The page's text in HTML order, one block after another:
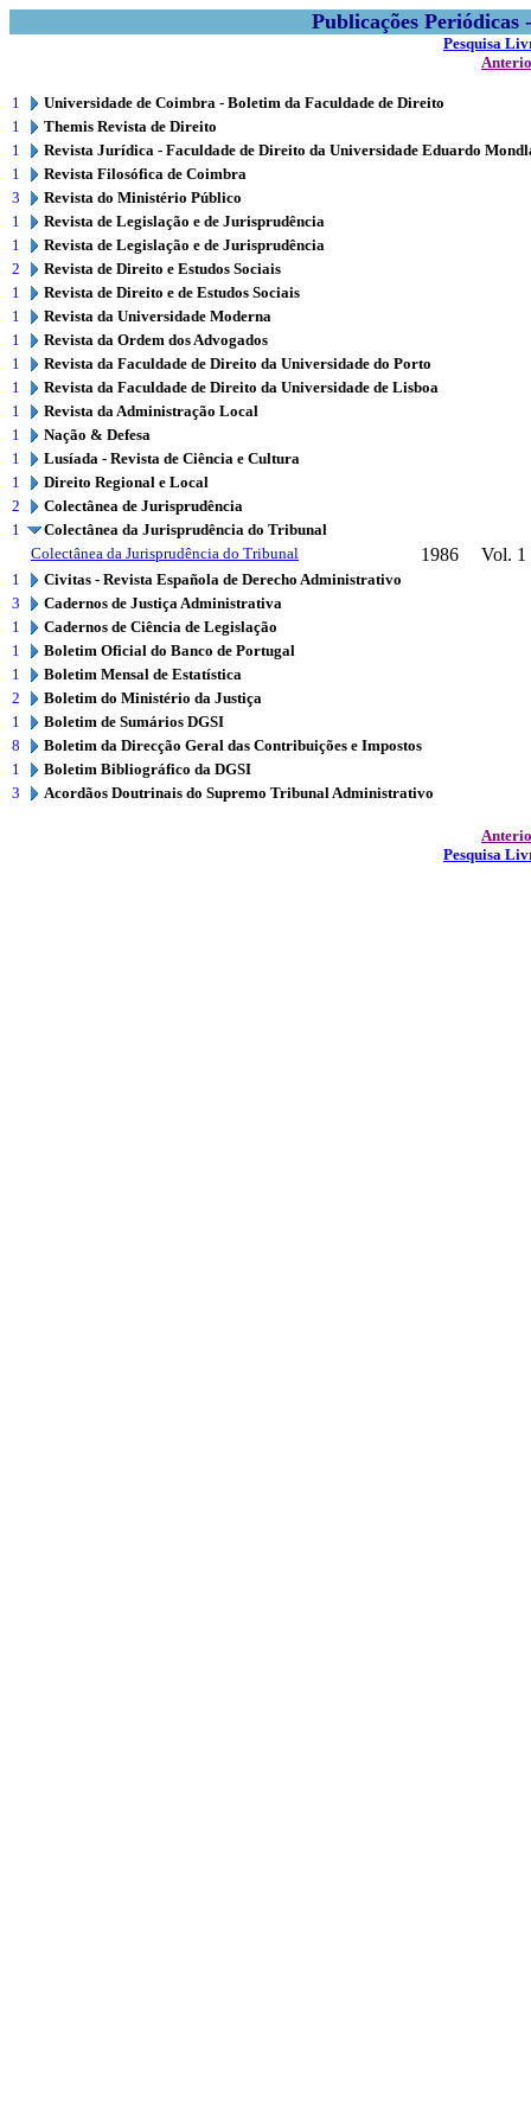
Publicações
Pesquisa
1
Universidade de Coimbra - Boletim da Faculdade de Direito
1
Themis Revista de Direito
1
Revista Jurídica - Faculdade de Direito da Universidade Eduardo
1
Revista Filosófica de Coimbra
3
Revista do Ministério Público
1
Revista de Legislação e de Jurisprudência
1
Revista de Legislação e de Jurisprudência
2
Revista de Direito e Estudos Sociais
1
Revista de Direito e de Estudos Sociais
1
Revista da Universidade Moderna
1
Revista da Ordem dos Advogados
1
Revista da Faculdade de Direito da Universidade do Porto
1
Revista da Faculdade de Direito da Universidade de Lisboa
1
Revista da Administração Local
1
Nação & Defesa
1
Lusíada - Revista de Ciência e Cultura
1
Direito Regional e Local
2
Colectânea de Jurisprudência
1
Colectânea da Jurisprudência do Tribunal
Colectânea da Jurisprudência do Tribunal
1986 Vol. 1
1
Civitas - Revista Española de Derecho Administrativo
3
Cadernos de Justiça Administrativa
1
Cadernos de Ciência de Legislação
1
Boletim Oficial do Banco de Portugal
1
Boletim Mensal de Estatística
2
Boletim do Ministério da Justiça
1
Boletim de Sumários DGSI
8
Boletim da Direcção Geral das Contribuições e Impostos
1
Boletim Bibliográfico da DGSI
3
Acordãos Doutrinais do Supremo Tribunal Administrativo
Pesquisa